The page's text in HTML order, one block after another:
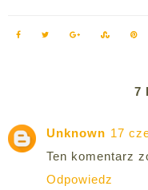
7
Unknown 17
Ten komentarz
Odpowiedz